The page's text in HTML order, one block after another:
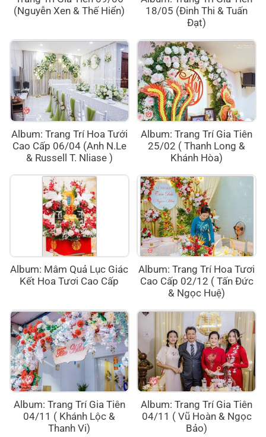
(Nguyễn Xen & Thế Hiển)
18/05 (Đinh Thi & Tuấn
Đạt)
Album: Trang Trí Hoa Tưới
Cao Cấp 06/04 (Anh N.Le
& Russell T. Nliase )
Album: Trang Trí Gia Tiên
25/02 ( Thanh Long &
Khánh Hòa)
Album: Mâm Quả Lục Giác
Kết Hoa Tươi Cao Cấp
Album: Trang Trí Hoa Tươi
Cao Cấp 02/12 ( Tấn Đức
& Ngọc Huệ)
Album: Trang Trí Gia Tiên
04/11 ( Khánh Lộc &
Thanh Vi)
Album: Trang Trí Gia Tiên
04/11 ( Vũ Hoàn & Ngọc
Bảo)